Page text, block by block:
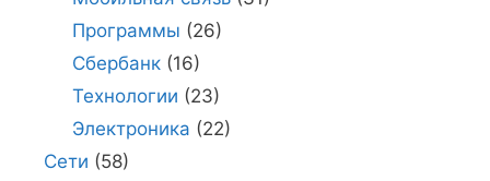
Программы (26)
Сбербанк(16)
Технологии (23)
Электроника (22)
Сети (58)